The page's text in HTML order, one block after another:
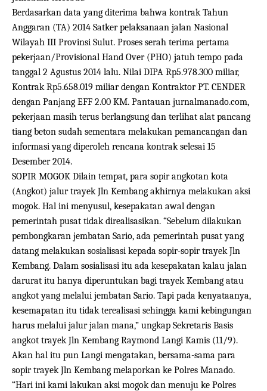
Berdasarkan data yang diterima bahwa kontrak Tahun
Anggaran (TA) 2014 Satker pelaksanaan jalan Nasional
Wilayah III Provinsi Sulut. Proses serah terima pertama
pekerjaan/Provisional Hand Over (PHO) jatuh tempo pada
tanggal 2 Agustus 2014 lalu. Nilai DIPA Rp5.978.300 miliar,
Kontrak Rp5.658.019 miliar dengan Kontraktor PT. CENDER
dengan Panjang EFF 2.00 KM. Pantauan jurnalmanado.com,
pekerjaan masih terus berlangsung dan terlihat alat pancang
tiang beton sudah sementara melakukan pemancangan dan
informasi yang diperoleh rencana kontrak selesai 15
Desember 2014.
SOPIR MOGOK Dilain tempat, para sopir angkotan kota
(Angkot) jalur trayek Jln Kembang akhirnya melakukan aksi
mogok. Hal ini menyusul, kesepakatan awal dengan
pemerintah pusat tidak direalisasikan. “Sebelum dilakukan
pembongkaran jembatan Sario, ada pemerintah pusat yang
datang melakukan sosialisasi kepada sopir-sopir trayek Jln
Kembang. Dalam sosialisasi itu ada kesepakatan kalau jalan
darurat itu hanya diperuntukan bagi trayek Kembang atau
angkot yang melalui jembatan Sario. Tapi pada kenyataanya,
kesemapatan itu tidak terealisasi sehingga kami kebingungan
harus melalui jalur jalan mana,” ungkap Sekretaris Basis
angkot trayek Jln Kembang Raymond Langi Kamis (11/9).
Akan hal itu pun Langi mengatakan, bersama-sama para
sopir trayek Jln Kembang melaporkan ke Polres Manado.
“Hari ini kami lakukan aksi mogok dan menuju ke Polres